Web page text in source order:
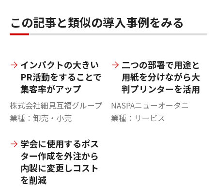
この記事と類似の導入事例をみる
インパクトの大きい
PR活動をすることで
集客率がアップ
株式会社細見互福グループ
業種：卸売・小売
二つの部署で用途と
用紙を分けながら大
判プリンターを活用
NASPAニューオータニ
業種：サービス
学会に使用するポス
ター作成を外注から
内製に変更しコスト
を削減